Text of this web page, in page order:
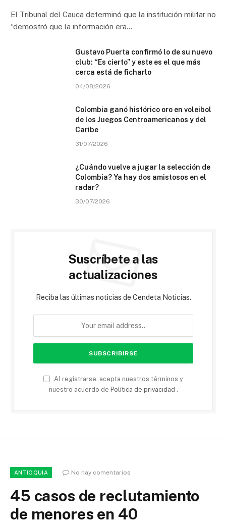
El Tribunal del Cauca determinó que la institución militar no
“demostró que la información era…
Gustavo Puerta confirmó lo de su nuevo
club: “Es cierto” y este es el que más
cerca está de ficharlo
04/08/2026
Colombia ganó histórico oro en voleibol
de los Juegos Centroamericanos y del
Caribe
31/07/2026
¿Cuándo vuelve a jugar la selección de
Colombia? Ya hay dos amistosos en el
radar?
30/07/2026
Suscríbete a las
actualizaciones
Reciba las últimas noticias de Cendeta Noticias.
Al registrarse, acepta nuestros términos y
nuestro acuerdo de Política de privacidad .
ANTIOQUIA No hay comentarios
45 casos de reclutamiento
de menores en 40